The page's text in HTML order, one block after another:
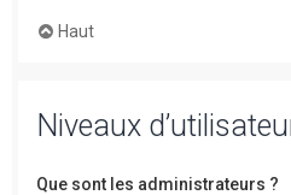
Haut
Niveaux
Que sont les administrateurs ?